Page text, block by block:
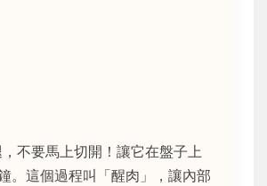
不要馬上切開！讓它在盤子上
。這個過程叫「醒肉」，讓內部